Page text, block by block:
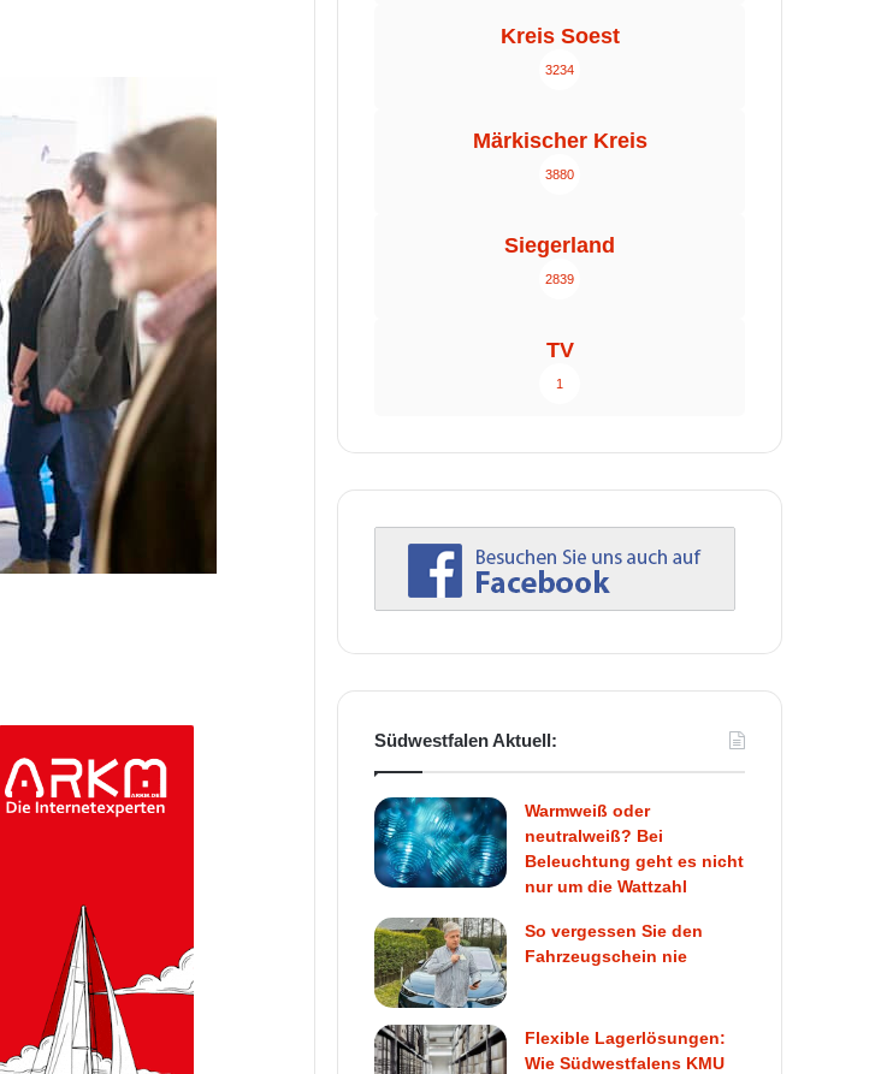
Kreis Soest
3234
Märkischer Kreis
3880
Siegerland
2839
TV
1
Südwestfalen Aktuell:
Warmweiß oder
neutralweiß? Bei
Beleuchtung geht es nicht
nur um die Wattzahl
So vergessen Sie den
Fahrzeugschein nie
Flexible Lagerlösungen:
Wie Südwestfalens KMU